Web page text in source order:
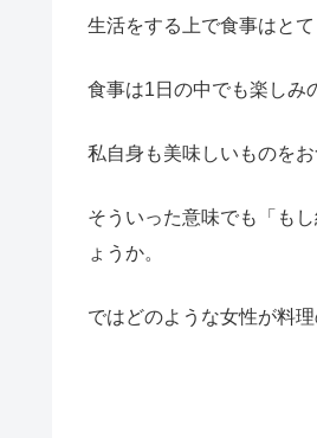
生活をする上で食事はと
食事は1日の中でも楽しみ
私自身も美味しいものを
そういった意味でも「も
ょうか。
ではどのような女性が料